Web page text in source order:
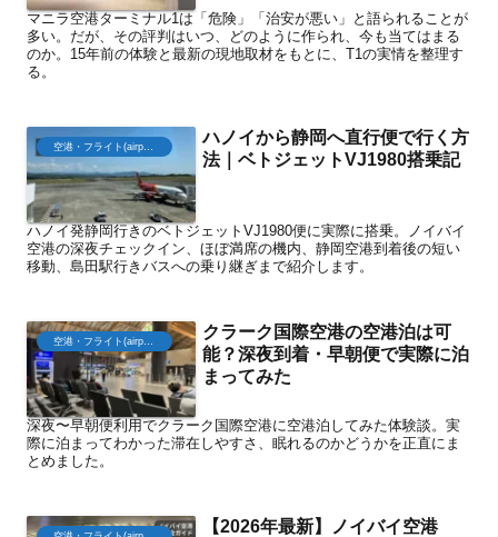
マニラ空港ターミナル1は「危険」「治安が悪い」と語られることが
多い。だが、その評判はいつ、どのように作られ、今も当てはまる
のか。15年前の体験と最新の現地取材をもとに、T1の実情を整理す
る。
空港・フライト(airport)
ハノイから静岡へ直行便で行く方
法｜ベトジェットVJ1980搭乗記
ハノイ発静岡行きのベトジェットVJ1980便に実際に搭乗。ノイバイ
空港の深夜チェックイン、ほぼ満席の機内、静岡空港到着後の短い
移動、島田駅行きバスへの乗り継ぎまで紹介します。
空港・フライト(airport)
クラーク国際空港の空港泊は可
能？深夜到着・早朝便で実際に泊
まってみた
深夜〜早朝便利用でクラーク国際空港に空港泊してみた体験談。実
際に泊まってわかった滞在しやすさ、眠れるのかどうかを正直にま
とめました。
【2026年最新】ノイバイ空港